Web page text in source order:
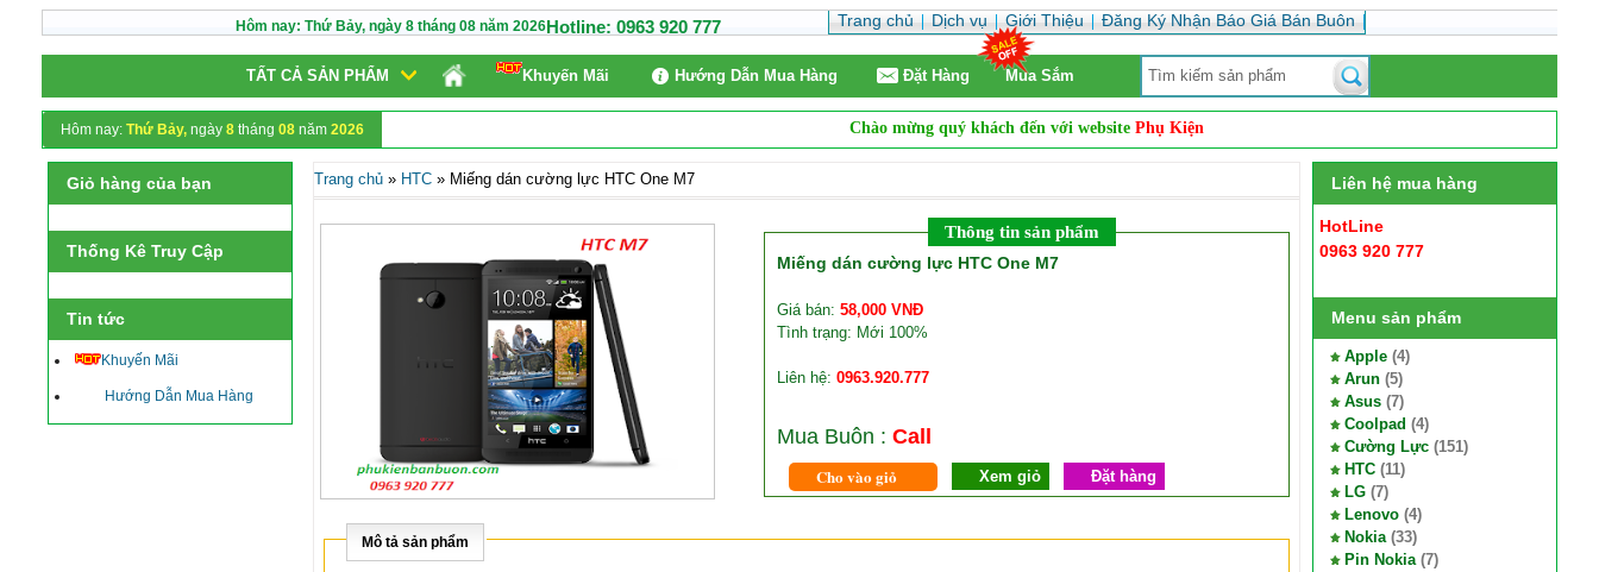
Hôm nay: Thứ Bảy, ngày 8 tháng 08 năm 2026Hotline: 0963 920 777 Trang chủ Dịch vụ Giới Thiệu Đăng Ký Nhận Báo Giá Bán Buôn
TẤT CẢ SẢN PHẨM Khuyến Mãi Hướng Dẫn Mua Hàng Ðặt Hàng Mua Sắm
Hôm nay: Thứ Bảy, ngày 8tháng 08năm 2026 Chào mừng quý khách đến với websitePhụ Kiện Bán Buôn
Giỏ hàng của bạn
Thống Kê Truy Cập
Tin tức
Khuyến Mãi
Hướng Dẫn Mua Hàng
Liên hệ mua hàng
HotLine
0963 920 777
Menu sản phẩm
Apple (4)
Arun (5)
Asus (7)
Coolpad (4)
Cường Lực (151)
HTC (11)
LG (7)
Lenovo (4)
Nokia (33)
Pin Nokia (7)
Trang chủ» HTC» Miếng dán cường lực HTC One M7
Thông tin sản phẩm
Miếng dán cường lực HTC One M7
Giá bán:58,000 VNĐ
Tình trạng: Mới 100%
Liên hệ:0963.920.777
Mua Buôn :Call
Cho vào giỏ Xem giỏ Đặt hàng
Mô tả sản phẩm